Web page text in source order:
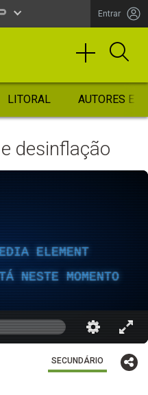
Entrar
LITORAL AUTORES
desinflação
ELEMENT
NESTE MOMENTO
SECUNDÁRIO